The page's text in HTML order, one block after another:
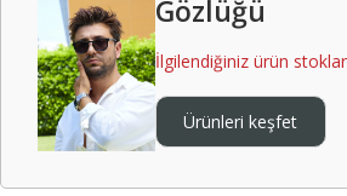
Gözlüğü
İlgilendiğiniz ürün
Ürünleri keşfet